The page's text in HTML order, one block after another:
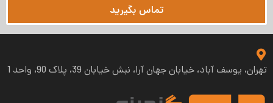
تماس بگیرید
تهران، یوسف آباد، خیابان جهان آرا، نبش خیابان 39، پلاک 90، واحد 1